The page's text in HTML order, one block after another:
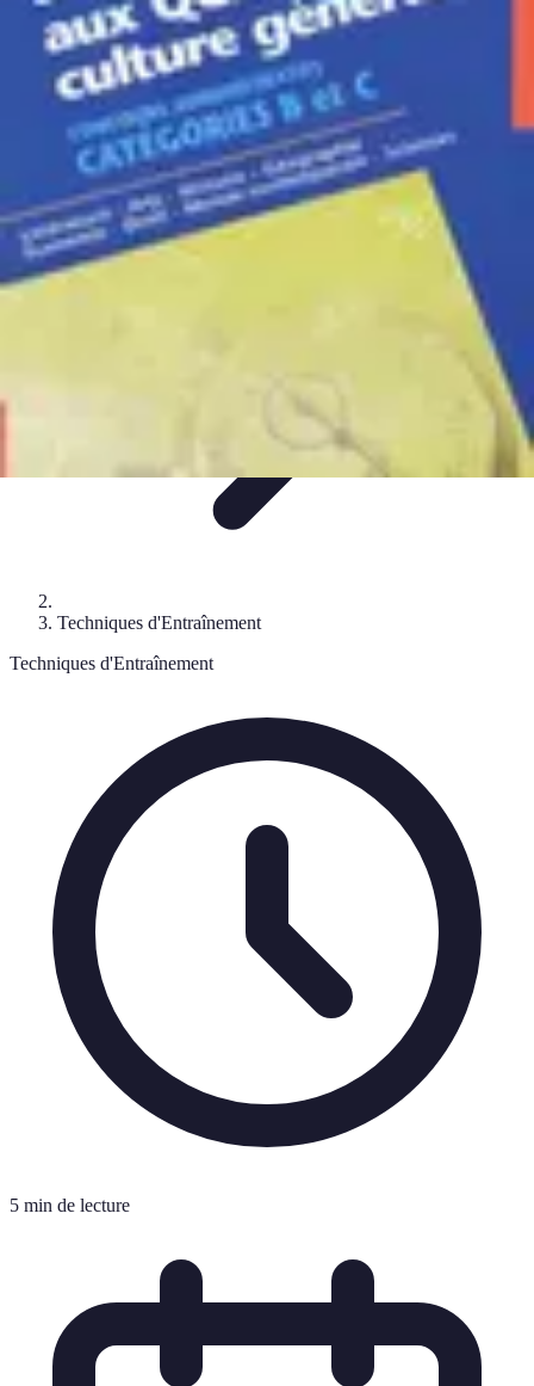
Astuces Rubik Cube
Astuces et TechniquesTechniques de Speedcubing
techniquesRésolutionTechniques et Astuces
Astuces Rubik Cube
Techniques d'Entraînement
Techniques d'Entraînement
5 min de lecture